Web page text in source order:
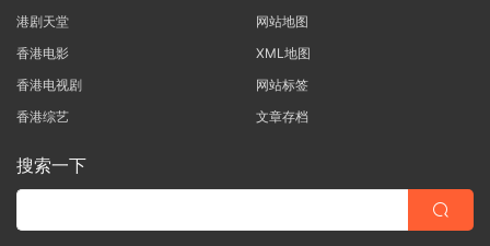
港剧天堂
香港电影
香港电视剧
香港综艺
网站地图
XML地图
网站标签
文章存档
搜索一下